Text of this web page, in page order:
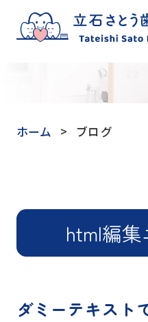
ホーム ブログ
html編
ダミーテキスト